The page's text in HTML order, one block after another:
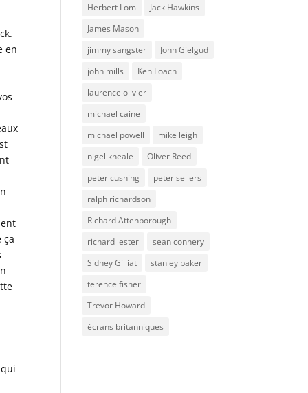
en
ça
Herbert Lom
Jack Hawkins
James Mason
jimmy sangster
John Gielgud
john mills
Ken Loach
laurence olivier
michael caine
michael powell
mike leigh
nigel kneale
Oliver Reed
peter cushing
peter sellers
ralph richardson
Richard Attenborough
richard lester
sean connery
Sidney Gilliat
stanley baker
terence fisher
Trevor Howard
écrans britanniques